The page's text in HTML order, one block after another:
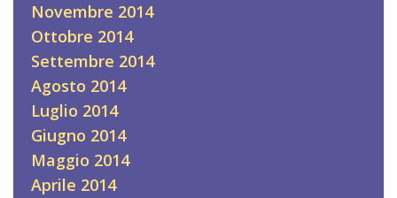
Novembre 2014
Ottobre 2014
Settembre 2014
Agosto 2014
Luglio 2014
Giugno 2014
Maggio 2014
Aprile 2014